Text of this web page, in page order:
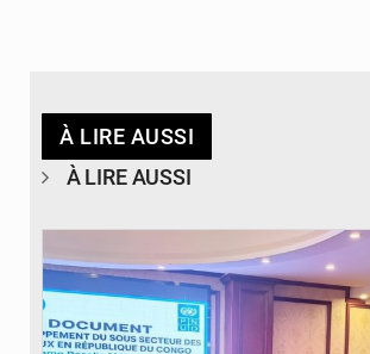
À LIRE AUSSI
À LIRE AUSSI